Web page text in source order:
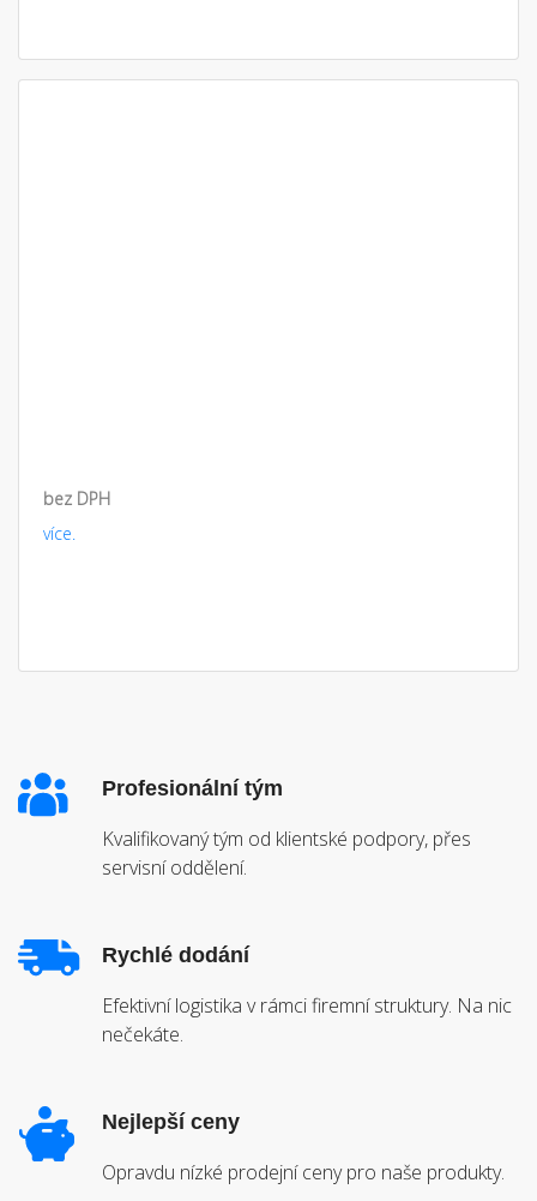
bez DPH
více.
Profesionální tým
Kvalifikovaný tým od klientské podpory, přes
servisní oddělení.
Rychlé dodání
Efektivní logistika v rámci firemní struktury. Na nic
nečekáte.
Nejlepší ceny
Opravdu nízké prodejní ceny pro naše produkty.